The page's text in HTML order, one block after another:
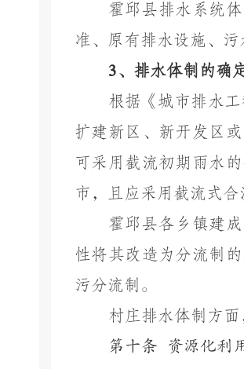
霍邱县排水系统
准、原有排水设施、
3、排水体制的确
根据《城市排水
扩建新区、新开发区
可采用截流初期雨水
市，且应采用截流式合
霍邱县各乡镇建
性将其改造为分流制
污分流制。
村庄排水体制方
第十条
资源化利